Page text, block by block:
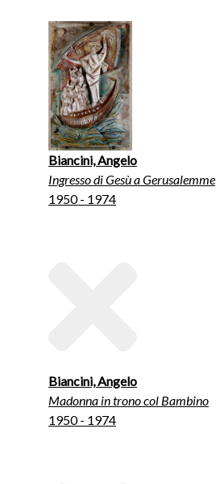
Biancini, Angelo
Ingresso di Gesù a Gerusalemme
1950 - 1974
Biancini, Angelo
Madonna in trono col Bambino
1950 - 1974